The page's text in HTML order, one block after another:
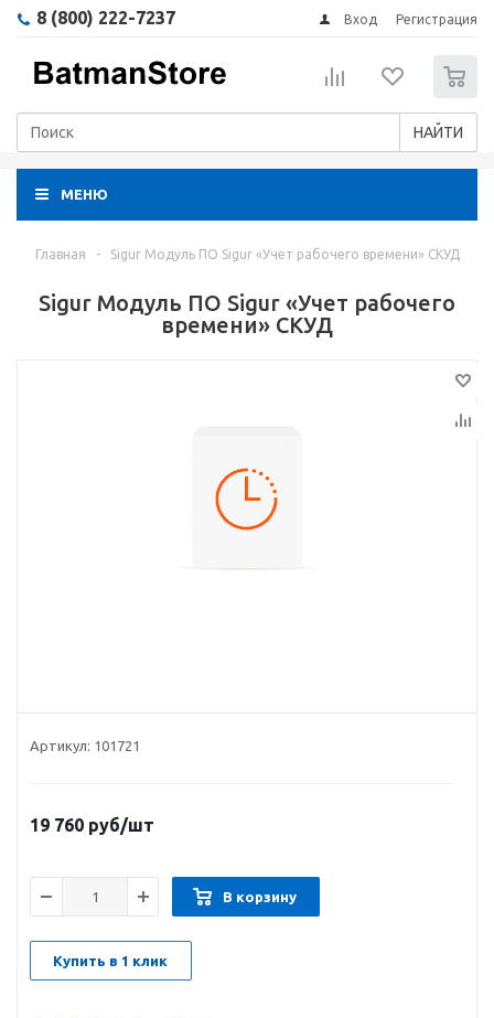
8 (800) 222-7237 Вход Регистрация
НАЙТИ
МЕНЮ
Главная - Sigur Модуль ПО Sigur «Учет рабочего времени» СКУД
Sigur Модуль ПО Sigur «Учет рабочего
времени» СКУД
Артикул: 101721
19 760 руб/шт
В корзину
Купить в 1 клик